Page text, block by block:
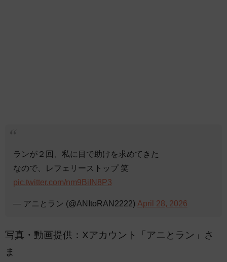
ランが２回、私に目で助けを求めてきた
なので、レフェリーストップ 笑
pic.twitter.com/nm9BiIN8P3
— アニとラン (@ANItoRAN2222) April 28, 2026
写真・動画提供：Xアカウント「アニとラン」さ
ま